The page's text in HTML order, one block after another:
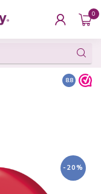
0
Besteld
8.8
-20%